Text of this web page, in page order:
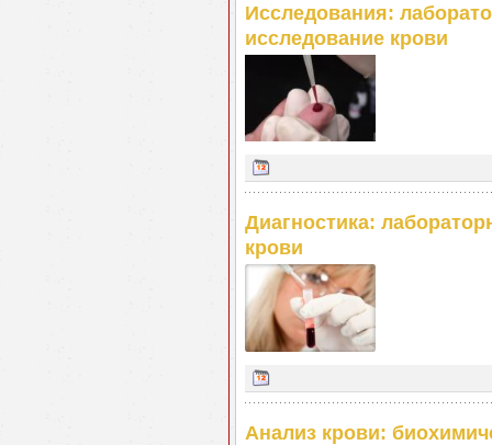
Исследования:
исследование крови
Диагностика:
крови
Анализ крови: